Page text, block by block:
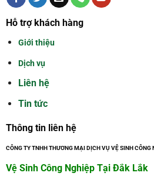
Hỗ trợ khách hàng
Giới thiệu
Dịch vụ
Liên hệ
Tin tức
Thông tin liên hệ
CÔNG TY TNHH THƯƠNG MẠI DỊCH VỤ VỆ SINH CÔNG
Vệ Sinh Công Nghiệp Tại Đắk Lắk